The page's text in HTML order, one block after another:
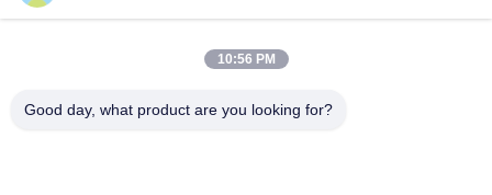
10:56 PM
Good day, what product are you looking for?